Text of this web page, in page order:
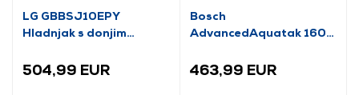
LG GBBSJ10EPY
Hladnjak s donjim
504,99 EUR
Bosch
AdvancedAquatak 160
(06008A7800)
463,99 EUR